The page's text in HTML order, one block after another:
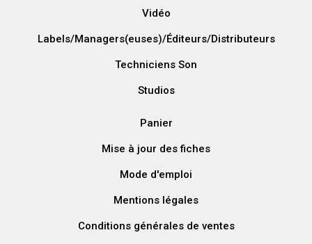
Vidéo
Labels/Managers(euses)/Éditeurs/Distributeurs
Techniciens Son
Studios
Panier
Mise à jour des fiches
Mode d'emploi
Mentions légales
Conditions générales de ventes